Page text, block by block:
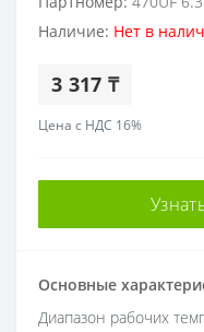
Наличие: Нет в
3 317 ₸
Цена с НДС 16%
Основные
Диапазон рабочих